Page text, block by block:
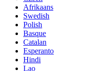
Afrikaans
Swedish
Polish
Basque
Catalan
Esperanto
Hindi
Lao